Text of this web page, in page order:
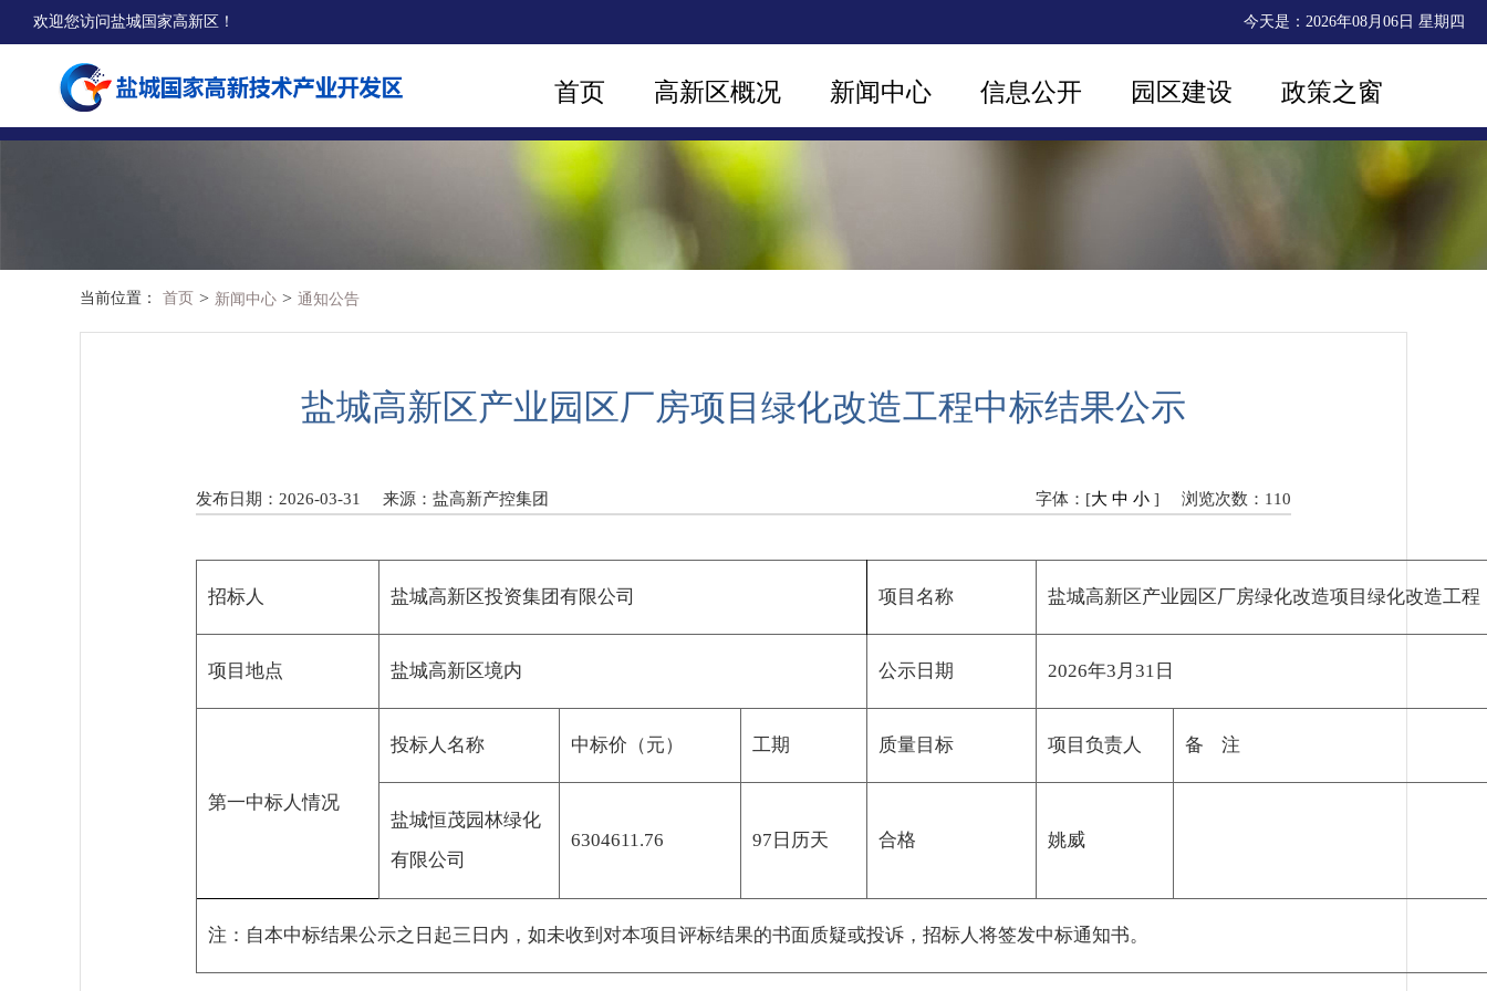
欢迎您访问盐城国家高新区！ 今天是： 2026年08月06日 星期四
首页 高新区概况 新闻中心 信息公开 园区建设 政策之窗
当前位置： 首页 > 新闻中心 > 通知公告
盐城高新区产业园区厂房项目绿化改造工程中标结果公示
发布日期：2026-03-31 来源：盐高新产控集团 浏览次数： 110
字体：[大 中 小 ]
招标人 盐城高新区投资集团有限公司 项目名称 盐城高新区产业园区厂房绿化改造项目绿化改造工程
项目地点 盐城高新区境内 公示日期 2026年3月31日
第一中标人情况
投标人名称 中标价（元） 工期 质量目标 项目负责人 备 注
盐城恒茂园林绿化
有限公司
6304611.76 97日历天 合格 姚威
注：自本中标结果公示之日起三日内，如未收到对本项目评标结果的书面质疑或投诉，招标人将签发中标通知书。